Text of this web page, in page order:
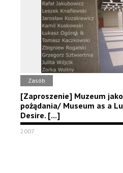
Zasób
[Zaproszenie] Muzeum
pożądania/ Museum as a
Desire. [...]
2007